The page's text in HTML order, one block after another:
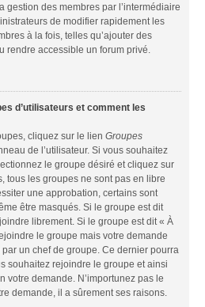
gestion des membres par l’intermédiaire
de modifier rapidement les
à la fois, telles qu’ajouter des
rendre accessible un forum privé.
d’utilisateurs et comment les
cliquez sur le lien Groupes
de l’utilisateur. Si vous souhaitez
le groupe désiré et cliquez sur
tous les groupes ne sont pas en libre
une approbation, certains sont
être masqués. Si le groupe est dit
librement. Si le groupe est dit « À
le groupe mais votre demande
un chef de groupe. Ce dernier pourra
souhaitez rejoindre le groupe et ainsi
votre demande. N’importunez pas le
demande, il a sûrement ses raisons.